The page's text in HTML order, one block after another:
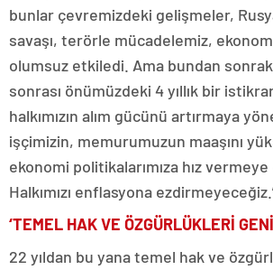
bunlar çevremizdeki gelişmeler,
savaşı, terörle mücadelemiz,
olumsuz etkiledi. Ama bundan
sonrası önümüzdeki 4 yıllık bir
halkımızın alım gücünü artırmaya
işçimizin, memurumuzun maaşını
ekonomi politikalarımıza hız
Halkımızı enflasyona
‘TEMEL HAK VE ÖZGÜRLÜKLERİ
22 yıldan bu yana temel hak ve